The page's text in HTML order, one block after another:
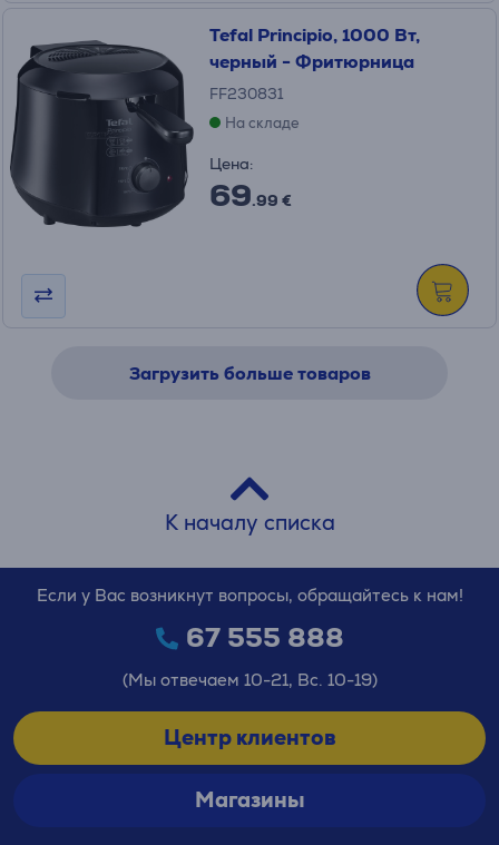
Tefal Principio, 1000 Вт,
черный - Фритюрница
FF230831
На складе
Цена:
69.99 €
Загрузить больше товаров
К началу списка
Если у Вас возникнут вопросы, обращайтесь к нам!
67 555 888
(Мы отвечаем 10-21, Вс. 10-19)
Центр клиентов
Магазины